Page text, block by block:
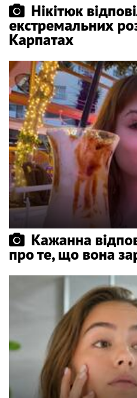
Нікітюк
екстремальних
Карпатах
Кажанна
про те, що вона